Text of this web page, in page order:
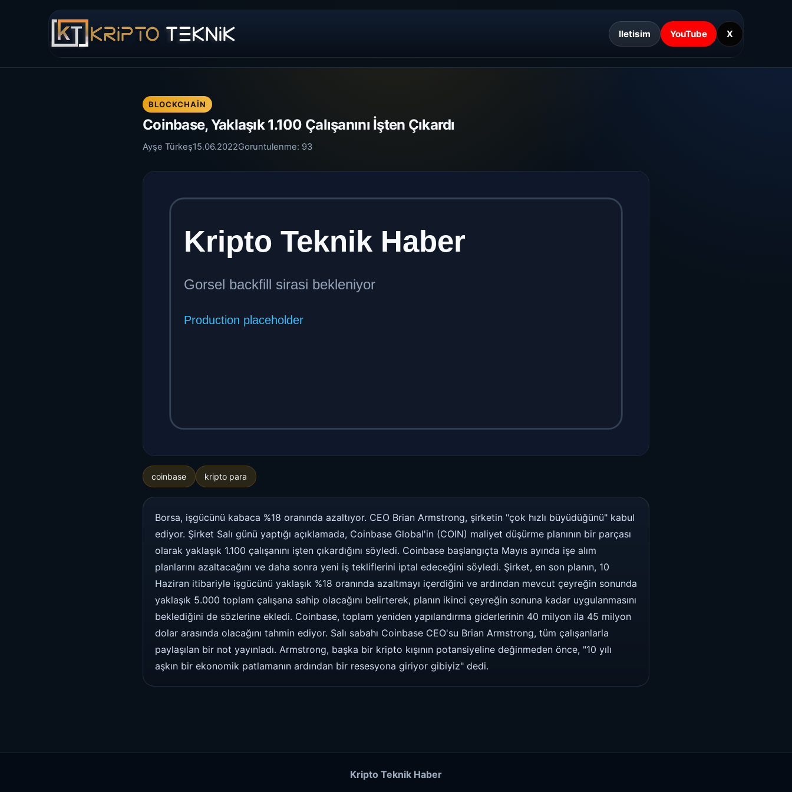
Iletisim YouTube X
BLOCKCHAIN
Coinbase, Yaklaşık 1.100 Çalışanını İşten Çıkardı
Ayşe Türkeş15.06.2022Goruntulenme: 93
coinbase kripto para
Borsa, işgücünü kabaca %18 oranında azaltıyor. CEO Brian Armstrong, şirketin "çok hızlı büyüdüğünü" kabul
ediyor. Şirket Salı günü yaptığı açıklamada, Coinbase Global'in (COIN) maliyet düşürme planının bir parçası
olarak yaklaşık 1.100 çalışanını işten çıkardığını söyledi. Coinbase başlangıçta Mayıs ayında işe alım
planlarını azaltacağını ve daha sonra yeni iş tekliflerini iptal edeceğini söyledi. Şirket, en son planın, 10
Haziran itibariyle işgücünü yaklaşık %18 oranında azaltmayı içerdiğini ve ardından mevcut çeyreğin sonunda
yaklaşık 5.000 toplam çalışana sahip olacağını belirterek, planın ikinci çeyreğin sonuna kadar uygulanmasını
beklediğini de sözlerine ekledi. Coinbase, toplam yeniden yapılandırma giderlerinin 40 milyon ila 45 milyon
dolar arasında olacağını tahmin ediyor. Salı sabahı Coinbase CEO'su Brian Armstrong, tüm çalışanlarla
paylaşılan bir not yayınladı. Armstrong, başka bir kripto kışının potansiyeline değinmeden önce, "10 yılı
aşkın bir ekonomik patlamanın ardından bir resesyona giriyor gibiyiz" dedi.
Kripto Teknik Haber